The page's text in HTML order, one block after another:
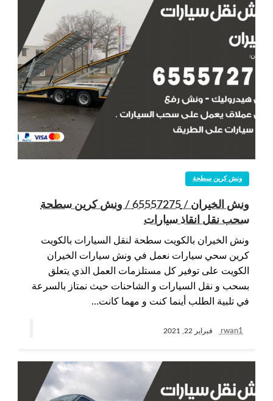
ونش كرين سطحة
ونش الخيران / 65557275 / ونش كرين سطحة
سحب نقل انقاذ سيارات
ونش الخيران بالكويت سطحة لنقل السيارات بالكويت
كرين سحي سيارات نعمل في ونش سيارات الخيران
الكويت على توفير كل مستلزمات العمل الذي يتعلق
بسحب و نقل السيارات و الشاحنات حيث نمتاز بالسرعة
في تلبية الطلب أينما كنت و مهما كانت…
rwan1 فبراير 22, 2021